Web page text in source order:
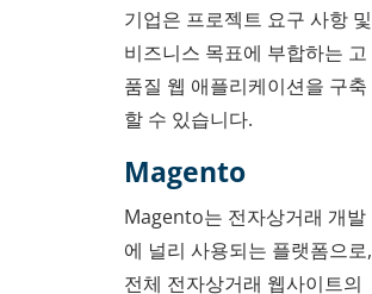
기업은 프로젝트 요구 사항 및
비즈니스 목표에 부합하는 고
품질 웹 애플리케이션을 구축
할 수 있습니다.
Magento
Magento는 전자상거래 개발
에 널리 사용되는 플랫폼으로,
전체 전자상거래 웹사이트의